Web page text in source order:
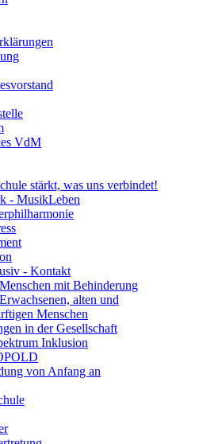
VdM
stärkt, was uns verbindet!
- MusikLeben
- Kontakt
mit Behinderung
alten und
Menschen
in der Gesellschaft
Inklusion
von Anfang an